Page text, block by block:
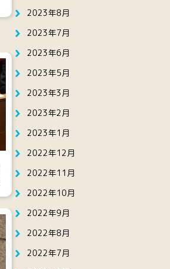
2023年8月
2023年7月
2023年6月
2023年5月
2023年3月
2023年2月
2023年1月
2022年12月
2022年11月
2022年10月
2022年9月
2022年8月
2022年7月